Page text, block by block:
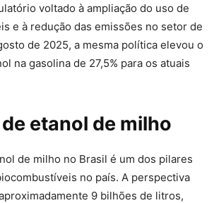
voltado à ampliação do uso de
e à redução das emissões no setor de
de 2025, a mesma política elevou o
na gasolina de 27,5% para os atuais
etanol de milho
de milho no Brasil é um dos pilares
no país. A perspectiva
9 bilhões de litros,